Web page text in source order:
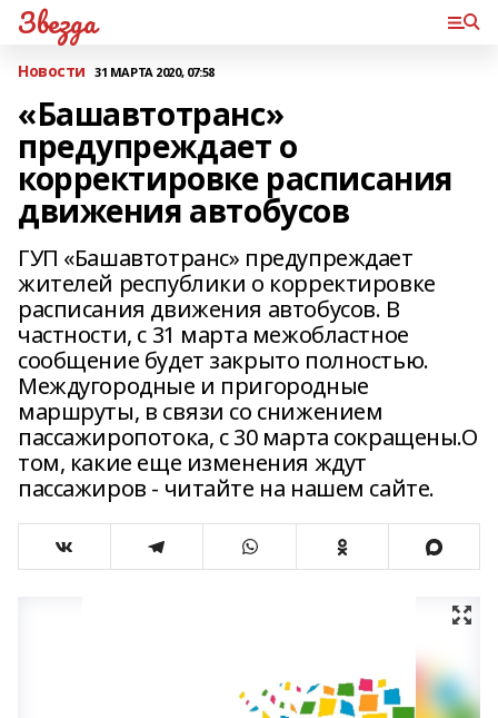
Звезда
Новости 31 МАРТА 2020, 07:58
«Башавтотранс»
предупреждает о
корректировке расписания
движения автобусов
ГУП «Башавтотранс» предупреждает
жителей республики о корректировке
расписания движения автобусов. В
частности, с 31 марта межобластное
сообщение будет закрыто полностью.
Междугородные и пригородные
маршруты, в связи со снижением
пассажиропотока, с 30 марта сокращены.О
том, какие еще изменения ждут
пассажиров - читайте на нашем сайте.